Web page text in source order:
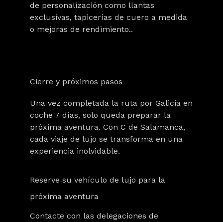
de personalización como llantas
exclusivas, tapicerías de cuero a medida
o mejoras de rendimiento..
Cierre y próximos pasos
Una vez completada la ruta por Galicia en
coche 7 días, solo queda preparar la
próxima aventura. Con C de Salamanca,
cada viaje de lujo se transforma en una
experiencia inolvidable.
Reserve su vehículo de lujo para la
próxima aventura
Contacte con las delegaciones de